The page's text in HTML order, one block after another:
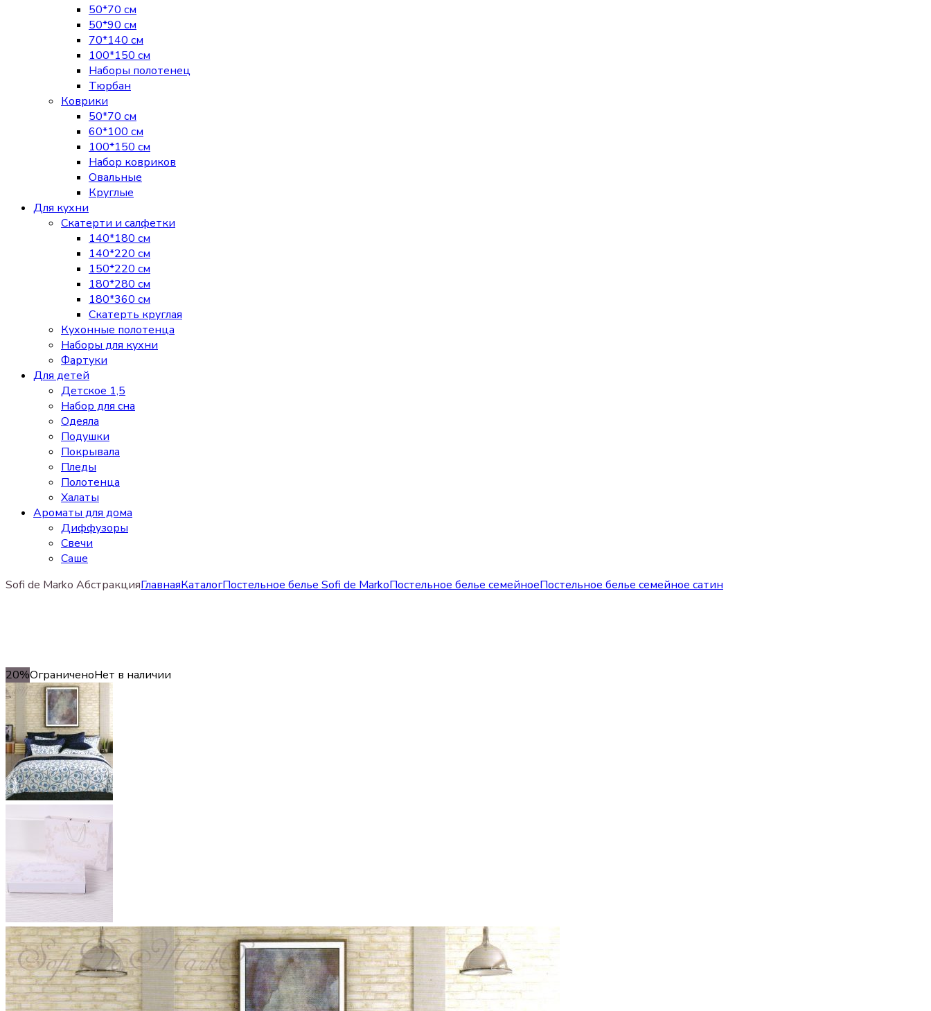
50*70 см
50*90 см
70*140 см
100*150 см
Наборы полотенец
Тюрбан
Коврики
50*70 см
60*100 см
100*150 см
Набор ковриков
Овальные
Круглые
Для кухни
Скатерти и салфетки
140*180 см
140*220 см
150*220 см
180*280 см
180*360 см
Скатерть круглая
Кухонные полотенца
Наборы для кухни
Фартуки
Для детей
Детское 1,5
Набор для сна
Одеяла
Подушки
Покрывала
Пледы
Полотенца
Халаты
Ароматы для дома
Диффузоры
Свечи
Cаше
Sofi de Marko АбстракцияГлавнаяКаталогПостельное белье Sofi de MarkoПостельное белье семейноеПостельное белье семейное сатин
20%ОграниченоНет в наличии